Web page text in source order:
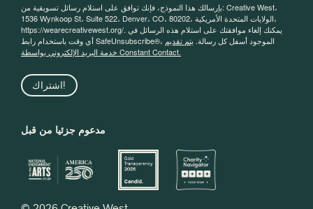
بإرسالك هذا النموذج، فإنك توافق على استلام رسائل تسويقية من: Creative West،
1536 Wynkoop St، Suite 522، Denver، CO، 80202، الولايات المتحدة الأمريكية،
https://wearecreativewest.org/. يمكنك إلغاء موافقتك على استلام هذه الرسائل في
أي وقت باستخدام رابط SafeUnsubscribe®، الموجود أسفل كل رسالة. يتم تقديم
خدمة البريد الإلكتروني بواسطة Constant Contact.
اشتراك!
مدعوم جزئيا من قبل